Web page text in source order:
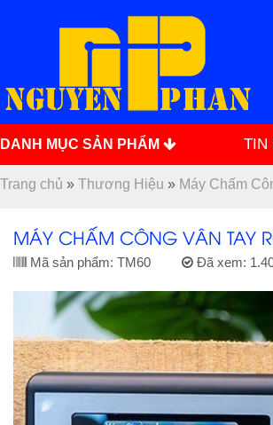
DANH MỤC SẢN PHẨM TIN
Trang chủ » Thương Hiệu » Máy Chấm
MÁY CHẤM CÔNG VÂN TAY
Mã sản phẩm: TM60 Đã xem: